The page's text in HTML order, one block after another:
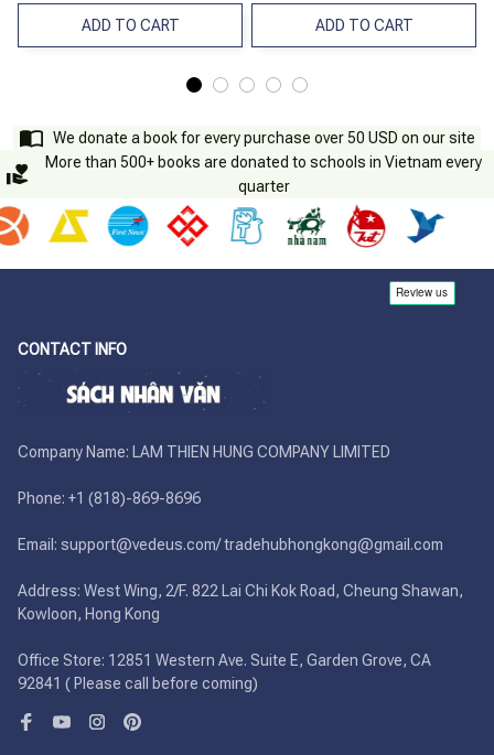
ADD TO CART ADD TO CART
We donate a book for every purchase over 50 USD on our site
More than 500+ books are donated to schools in Vietnam every
quarter
CONTACT INFO
Company Name: LAM THIEN HUNG COMPANY LIMITED
Phone: +1 (818)-869-8696
Email: support@vedeus.com/ tradehubhongkong@gmail.com
Address: West Wing, 2/F. 822 Lai Chi Kok Road, Cheung Shawan,
Kowloon, Hong Kong
Office Store: 12851 Western Ave. Suite E, Garden Grove, CA
92841 ( Please call before coming)